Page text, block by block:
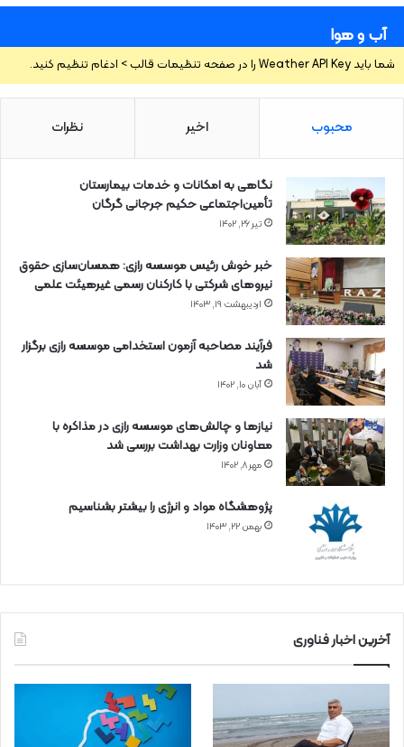
آب و هوا
شما باید Weather API Key را در صفحه تنظیمات قالب > ادغام تنظیم کنید.
محبوب اخیر نظرات
نگاهی به امکانات و خدمات بیمارستان
تأمین‌اجتماعی حکیم جرجانی گرگان
تیر ۲۶, ۱۴۰۲
خبر خوش رئیس موسسه رازی: همسان‌سازی حقوق
نیروهای شرکتی با کارکنان رسمی غیرهیئت علمی
اردیبهشت ۱۹, ۱۴۰۳
فرآیند مصاحبه آزمون استخدامی موسسه رازی برگزار
شد
آبان ۱۰, ۱۴۰۲
نیازها و چالش‌های موسسه رازی در مذاکره با
معاونان وزارت بهداشت بررسی شد
مهر ۸, ۱۴۰۲
پژوهشگاه مواد و انرژی را بیشتر بشناسیم
بهمن ۲۲, ۱۴۰۳
آخرین اخبار فناوری